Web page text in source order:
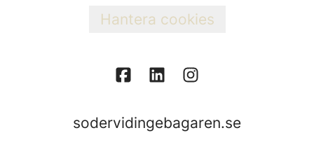
Hantera cookies
sodervidingebagaren.se